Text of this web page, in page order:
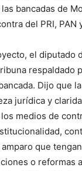
bancadas de
del PRI, PAN
el diputado
respaldado
Dijo que
jurídica y
medios de
que
o reformas